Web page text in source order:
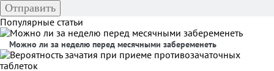
Популярные статьи
Можно ли за неделю перед месячными забеременеть